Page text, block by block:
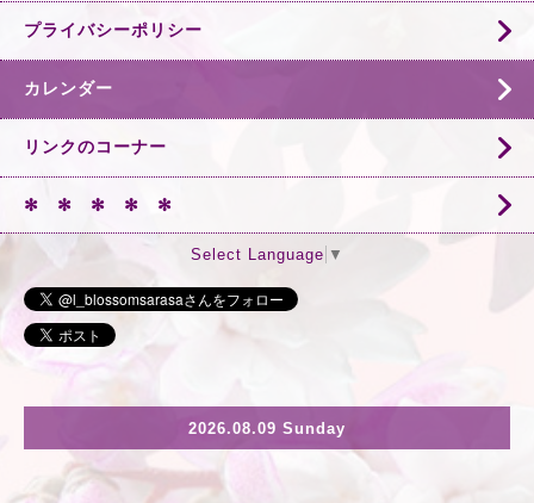
プライバシーポリシー
カレンダー
リンクのコーナー
✻ ✻ ✻ ✻ ✻
Select Language ▼
2026.08.09 Sunday